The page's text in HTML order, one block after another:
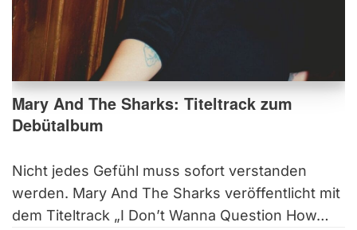
Mary And The Sharks: Titeltrack zum
Debütalbum
Nicht jedes Gefühl muss sofort verstanden
werden. Mary And The Sharks veröffentlicht mit
dem Titeltrack „I Don’t Wanna Question How…